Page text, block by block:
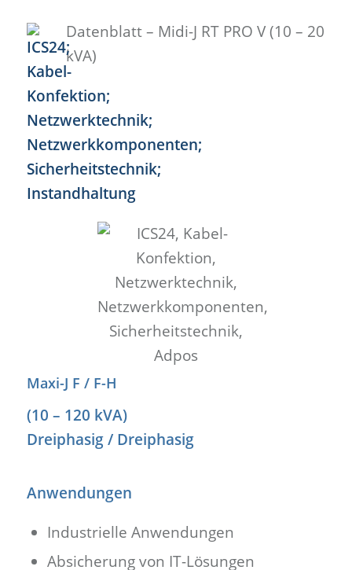
Datenblatt – Midi-J RT PRO V (10 – 20
kVA)
Maxi-J F / F-H
(10 – 120 kVA)
Dreiphasig / Dreiphasig
Anwendungen
Industrielle Anwendungen
Absicherung von IT-Lösungen